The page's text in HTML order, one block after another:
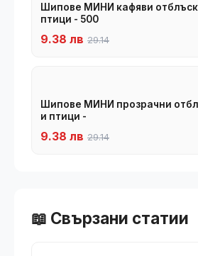
Шипове МИНИ кафяви
птици - 500
9.38 лв 29.14
Шипове МИНИ прозрачни
и птици -
9.38 лв 29.14
📖 Свързани статии